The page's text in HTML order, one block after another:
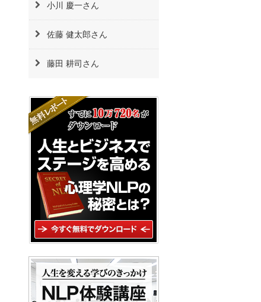
小川 慶一さん
佐藤 健太郎さん
藤田 耕司さん